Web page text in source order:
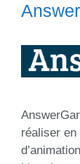
réaliser en